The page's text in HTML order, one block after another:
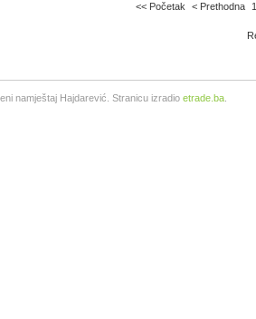
<< Početak < Prethodna 1
namještaj Hajdarević. Stranicu izradio etrade.ba